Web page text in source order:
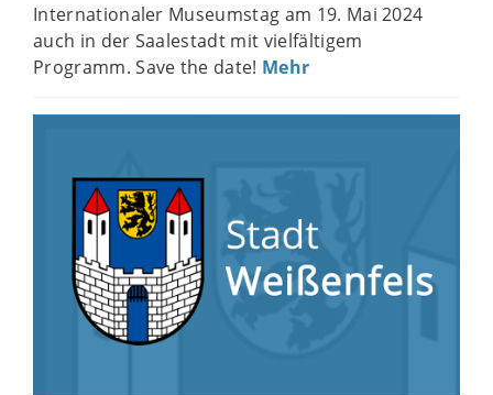
Internationaler Museumstag am 19. Mai 2024
auch in der Saalestadt mit vielfältigem
Programm. Save the date! Mehr